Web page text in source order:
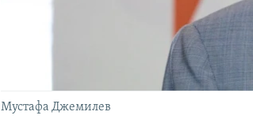
Мустафа Джемилев